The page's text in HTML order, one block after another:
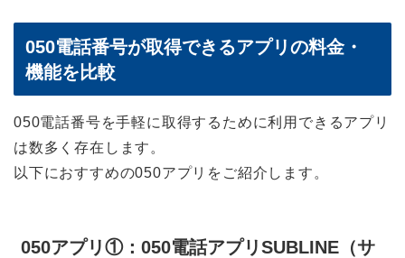
050電話番号が取得できるアプリの料金・
機能を比較
050電話番号を手軽に取得するために利用できるアプリ
は数多く存在します。
以下におすすめの050アプリをご紹介します。
050アプリ①：050電話アプリSUBLINE（サ